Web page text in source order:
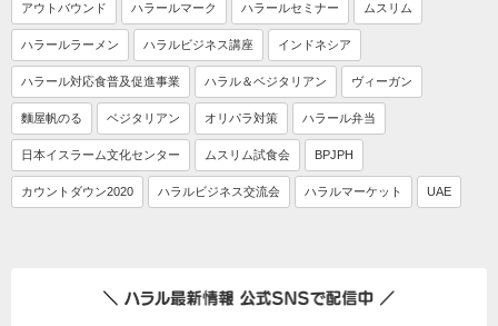
アウトバウンド ハラールマーク ハラールセミナー ムスリム
ハラールラーメン ハラルビジネス講座 インドネシア
ハラール対応食普及促進事業 ハラル＆ベジタリアン ヴィーガン
麵屋帆のる ベジタリアン オリパラ対策 ハラール弁当
日本イスラーム文化センター ムスリム試食会 BPJPH
カウントダウン2020 ハラルビジネス交流会 ハラルマーケット UAE